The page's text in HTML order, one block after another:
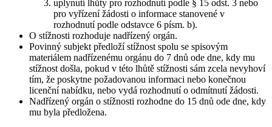
uplynutí lhůty pro rozhodnutí podle § 15 odst. 3 nebo
pro vyřízení žádosti o informace stanovené v
rozhodnutí podle odstavce 6 písm. b).
O stížnosti rozhoduje nadřízený orgán.
Povinný subjekt předloží stížnost spolu se spisovým
materiálem nadřízenému orgánu do 7 dnů ode dne, kdy mu
stížnost došla, pokud v této lhůtě stížnosti sám zcela nevyhoví
tím, že poskytne požadovanou informaci nebo konečnou
licenční nabídku, nebo vydá rozhodnutí o odmítnutí žádosti.
Nadřízený orgán o stížnosti rozhodne do 15 dnů ode dne, kdy
mu byla předložena.